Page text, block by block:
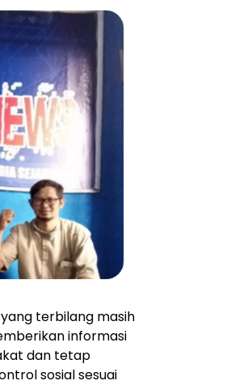
terbilang masih
informasi
dan tetap
sosial sesuai